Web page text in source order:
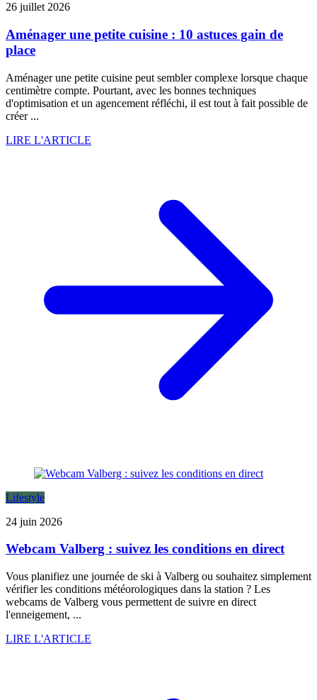
26 juillet 2026
Aménager une petite cuisine : 10 astuces gain de
place
Aménager une petite cuisine peut sembler complexe lorsque chaque
centimètre compte. Pourtant, avec les bonnes techniques
d'optimisation et un agencement réfléchi, il est tout à fait possible de
créer ...
LIRE L'ARTICLE
Lifestyle
24 juin 2026
Webcam Valberg : suivez les conditions en direct
Vous planifiez une journée de ski à Valberg ou souhaitez simplement
vérifier les conditions météorologiques dans la station ? Les
webcams de Valberg vous permettent de suivre en direct
l'enneigement, ...
LIRE L'ARTICLE